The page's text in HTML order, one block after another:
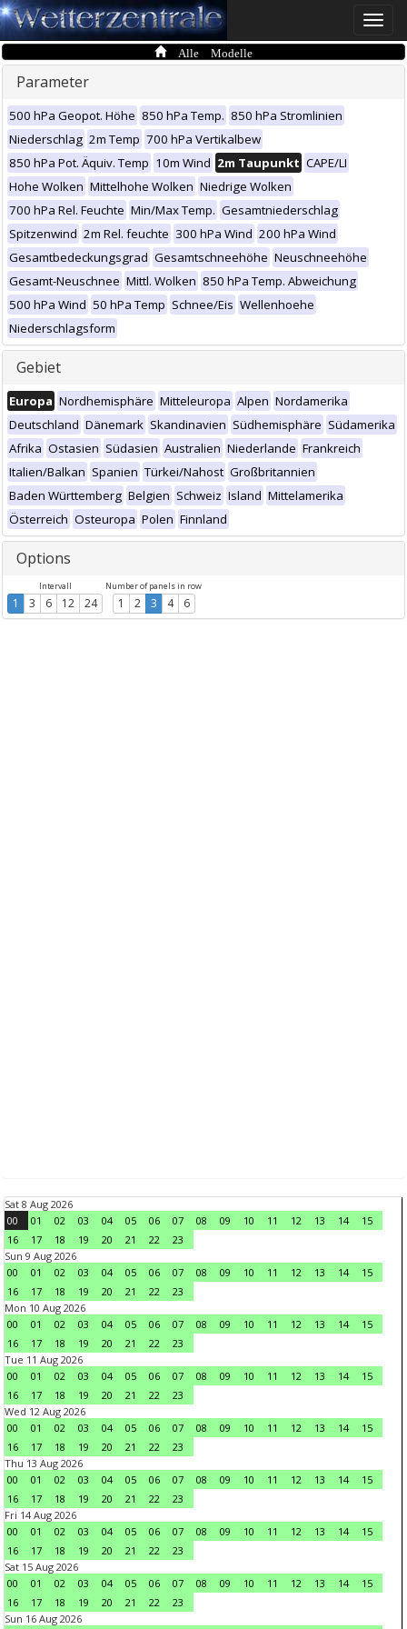
Toggle
Alle Modelle
Parameter
500 hPa Geopot. Höhe 850 hPa Temp. 850 hPa Stromlinien
Niederschlag 2m Temp 700 hPa Vertikalbew
850 hPa Pot. Äquiv. Temp 10m Wind 2m Taupunkt CAPE/LI
Hohe Wolken Mittelhohe Wolken Niedrige Wolken
700 hPa Rel. Feuchte Min/Max Temp. Gesamtniederschlag
Spitzenwind 2m Rel. feuchte 300 hPa Wind 200 hPa Wind
Gesamtbedeckungsgrad Gesamtschneehöhe Neuschneehöhe
Gesamt-Neuschnee Mittl. Wolken 850 hPa Temp. Abweichung
500 hPa Wind 50 hPa Temp Schnee/Eis Wellenhoehe
Niederschlagsform
Gebiet
Europa Nordhemisphäre Mitteleuropa Alpen Nordamerika
Deutschland Dänemark Skandinavien Südhemisphäre Südamerika
Afrika Ostasien Südasien Australien Niederlande Frankreich
Italien/Balkan Spanien Türkei/Nahost Großbritannien
Baden Württemberg Belgien Schweiz Island Mittelamerika
Österreich Osteuropa Polen Finnland
Options
Intervall
1 3 6 12 24
Number of panels in row
1 2 3 4 6
Sat 8 Aug 2026
00
01 02 03 04 05 06 07 08 09 10 11 12 13 14
15
16
17 18 19 20 21 22
23
Sun 9 Aug 2026
00
01 02 03 04 05 06 07 08 09 10 11 12 13 14
15
16
17 18 19 20 21 22
23
Mon 10 Aug 2026
00
01 02 03 04 05 06 07 08 09 10 11 12 13 14
15
16
17 18 19 20 21 22
23
Tue 11 Aug 2026
00
01 02 03 04 05 06 07 08 09 10 11 12 13 14
15
16
17 18 19 20 21 22
23
Wed 12 Aug 2026
00
01 02 03 04 05 06 07 08 09 10 11 12 13 14
15
16
17 18 19 20 21 22
23
Thu 13 Aug 2026
00
01 02 03 04 05 06 07 08 09 10 11 12 13 14
15
16
17 18 19 20 21 22
23
Fri 14 Aug 2026
00
01 02 03 04 05 06 07 08 09 10 11 12 13 14
15
16
17 18 19 20 21 22
23
Sat 15 Aug 2026
00
01 02 03 04 05 06 07 08 09 10 11 12 13 14
15
16
17 18 19 20 21 22
23
Sun 16 Aug 2026